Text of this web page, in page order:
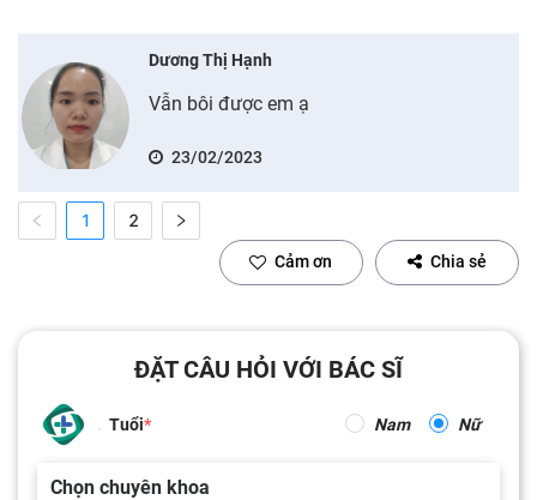
Dương Thị Hạnh
Vẫn bôi được em ạ
23/02/2023
1 2
Cảm ơn Chia sẻ
ĐẶT CÂU HỎI VỚI BÁC SĨ
Tuổi Nam Nữ
Chọn chuyên khoa